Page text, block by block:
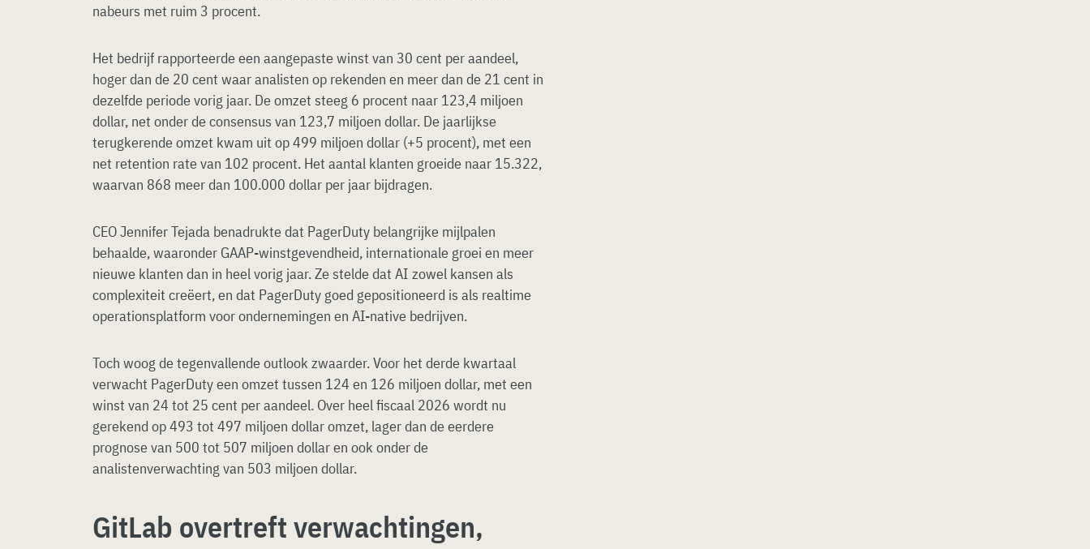
nabeurs met ruim 3 procent.
Het bedrijf rapporteerde een aangepaste winst van 30 cent per aandeel,
hoger dan de 20 cent waar analisten op rekenden en meer dan de 21 cent in
dezelfde periode vorig jaar. De omzet steeg 6 procent naar 123,4 miljoen
dollar, net onder de consensus van 123,7 miljoen dollar. De jaarlijkse
terugkerende omzet kwam uit op 499 miljoen dollar (+5 procent), met een
net retention rate van 102 procent. Het aantal klanten groeide naar 15.322,
waarvan 868 meer dan 100.000 dollar per jaar bijdragen.
CEO Jennifer Tejada benadrukte dat PagerDuty belangrijke mijlpalen
behaalde, waaronder GAAP-winstgevendheid, internationale groei en meer
nieuwe klanten dan in heel vorig jaar. Ze stelde dat AI zowel kansen als
complexiteit creëert, en dat PagerDuty goed gepositioneerd is als realtime
operationsplatform voor ondernemingen en AI-native bedrijven.
Toch woog de tegenvallende outlook zwaarder. Voor het derde kwartaal
verwacht PagerDuty een omzet tussen 124 en 126 miljoen dollar, met een
winst van 24 tot 25 cent per aandeel. Over heel fiscaal 2026 wordt nu
gerekend op 493 tot 497 miljoen dollar omzet, lager dan de eerdere
prognose van 500 tot 507 miljoen dollar en ook onder de
analistenverwachting van 503 miljoen dollar.
GitLab overtreft verwachtingen,